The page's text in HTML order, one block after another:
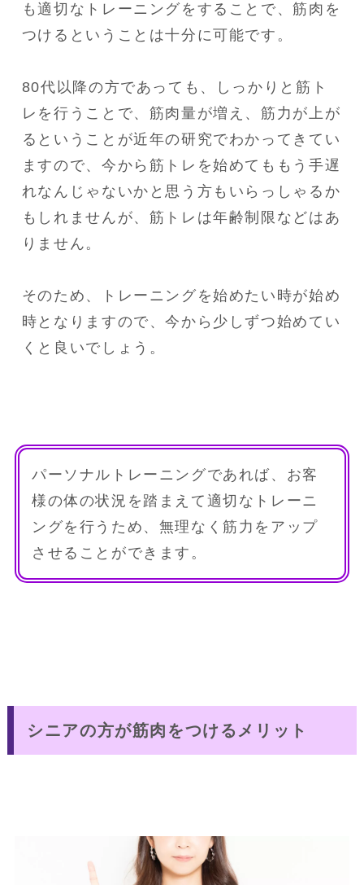
も適切なトレーニングをすることで、筋肉を
つけるということは十分に可能です。
80代以降の方であっても、しっかりと筋ト
レを行うことで、筋肉量が増え、筋力が上が
るということが近年の研究でわかってきてい
ますので、今から筋トレを始めてももう手遅
れなんじゃないかと思う方もいらっしゃるか
もしれませんが、筋トレは年齢制限などはあ
りません。
そのため、トレーニングを始めたい時が始め
時となりますので、今から少しずつ始めてい
くと良いでしょう。
パーソナルトレーニングであれば、お客
様の体の状況を踏まえて適切なトレーニ
ングを行うため、無理なく筋力をアップ
させることができます。
シニアの方が筋肉をつけるメリット